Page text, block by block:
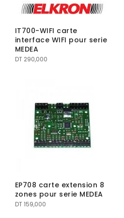
IT700-WIFI carte
interface WIFI pour serie
MEDEA
DT290,000
EP708 carte extension 8
zones pour serie MEDEA
DT159,000